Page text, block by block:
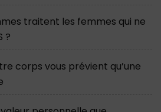
traitent les femmes qui ne
?
corps vous prévient qu’une